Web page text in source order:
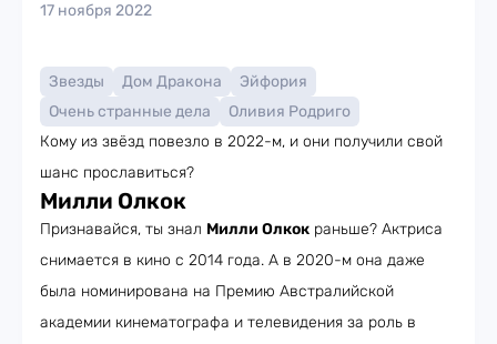
17 ноября 2022
Звезды Дом Дракона
Эйфория
Очень странные дела
Оливия Родриго
Кому из звёзд повезло в 2022-м, и они получили свой
шанс прославиться?
Милли Олкок
Признавайся, ты знал Милли Олкок раньше? Актриса
снимается в кино с 2014 года. А в 2020-м она даже
была номинирована на Премию Австралийской
академии кинематографа и телевидения за роль в